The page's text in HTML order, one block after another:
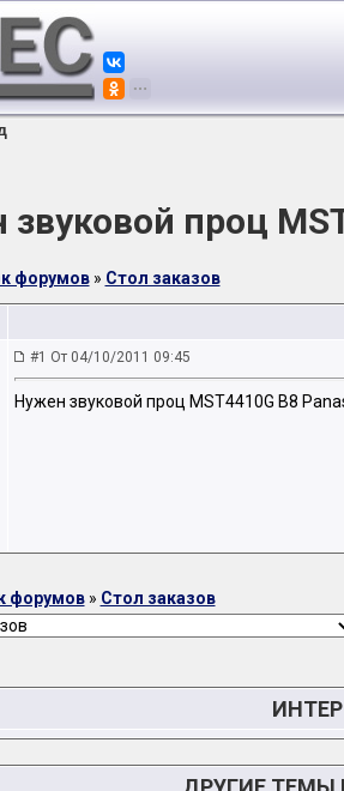
проц
форумов» Стол заказов
#1 От 04/10/2011 09:45
Нужен звуковой проц MST4410G B8
форумов» Стол заказов